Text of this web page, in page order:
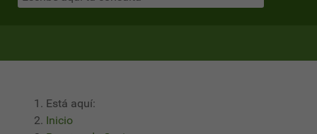
Está aquí:
Inicio